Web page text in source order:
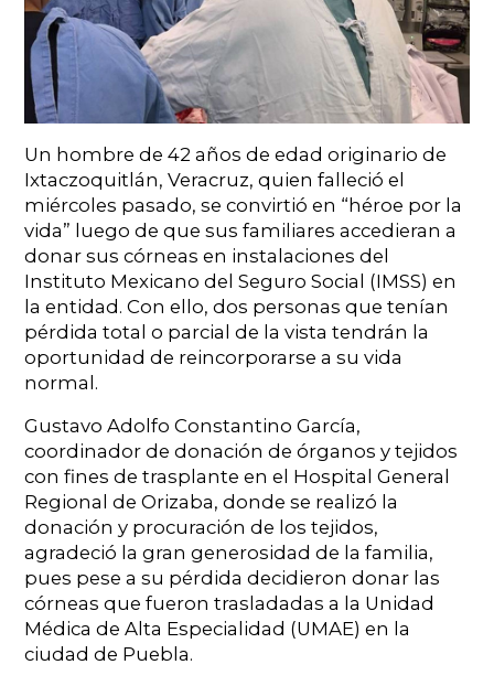
Un hombre de 42 años de edad originario de
Ixtaczoquitlán, Veracruz, quien falleció el
miércoles pasado, se convirtió en “héroe por la
vida” luego de que sus familiares accedieran a
donar sus córneas en instalaciones del
Instituto Mexicano del Seguro Social (IMSS) en
la entidad. Con ello, dos personas que tenían
pérdida total o parcial de la vista tendrán la
oportunidad de reincorporarse a su vida
normal.
Gustavo Adolfo Constantino García,
coordinador de donación de órganos y tejidos
con fines de trasplante en el Hospital General
Regional de Orizaba, donde se realizó la
donación y procuración de los tejidos,
agradeció la gran generosidad de la familia,
pues pese a su pérdida decidieron donar las
córneas que fueron trasladadas a la Unidad
Médica de Alta Especialidad (UMAE) en la
ciudad de Puebla.